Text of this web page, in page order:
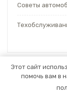
Советы
Тема
Этот сайт
помочь вам в